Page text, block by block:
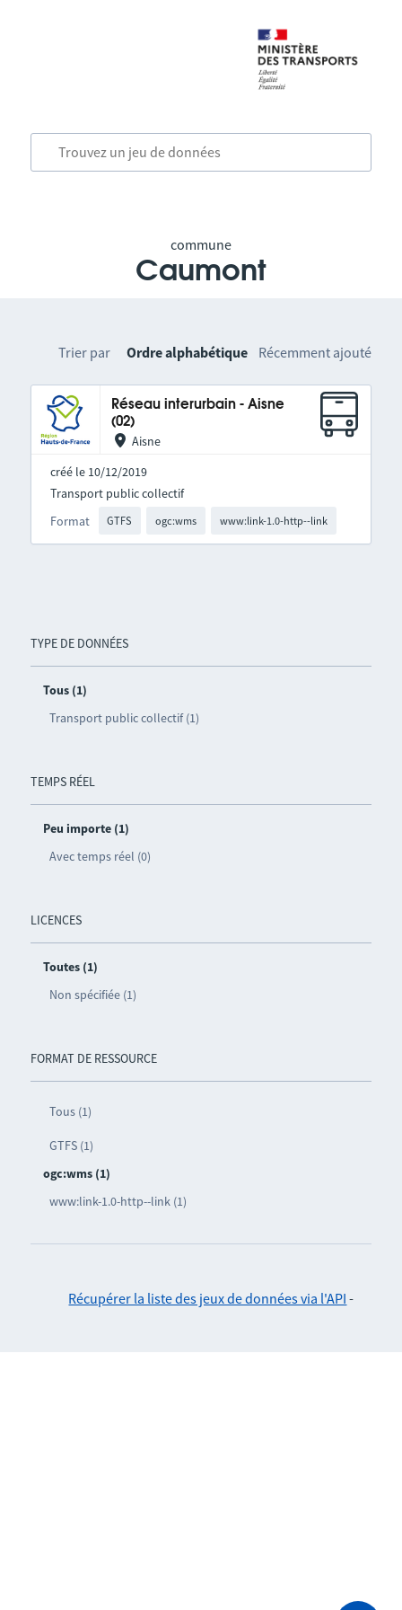
commune
Caumont
TYPE DE DONNÉES
Tous (1)
Transport public collectif (1)
TEMPS RÉEL
Peu importe (1)
Avec temps réel (0)
LICENCES
Toutes (1)
Non spécifiée (1)
FORMAT DE RESSOURCE
Tous (1)
GTFS (1)
ogc:wms (1)
www:link-1.0-http--link (1)
Trier par Ordre alphabétique Récemment ajouté
Réseau interurbain - Aisne
(02)
Aisne
créé le 10/12/2019
Format GTFS ogc:wms www:link-1.0-http--link
Transport public collectif
Récupérer la liste des jeux de données via l'API -